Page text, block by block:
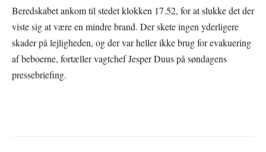
Beredskabet ankom til stedet klokken 17.52, for at slukke det der
viste sig at være en mindre brand. Der skete ingen yderligere
skader på lejligheden, og der var heller ikke brug for evakuering
af beboerne, fortæller vagtchef Jesper Duus på søndagens
pressebriefing.